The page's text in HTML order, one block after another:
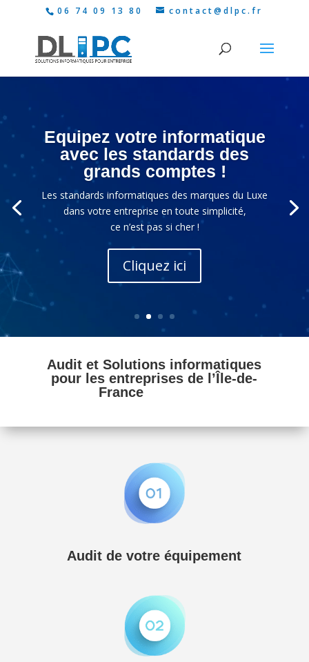
06 74 09 13 80 contact@dlpc.fr
Equipez votre informatique
avec les standards des
grands comptes !
Les standards informatiques des marques du Luxe
dans votre entreprise en toute simplicité,
ce n’est pas si cher !
Cliquez ici
Audit et Solutions informatiques
pour les entreprises de l’Île-de-
France
Audit de votre équipement